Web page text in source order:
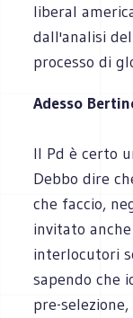
liberal
dall'analisi
processo di
Adesso
Il Pd è certo
Debbo dire
che faccio,
invitato
interlocutori
sapendo che
pre-